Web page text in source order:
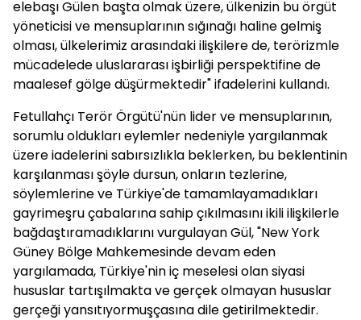
elebaşı Gülen başta olmak üzere, ülkenizin bu örgüt
yöneticisi ve mensuplarının sığınağı haline gelmiş
olması, ülkelerimiz arasındaki ilişkilere de, terörizmle
mücadelede uluslararası işbirliği perspektifine de
maalesef gölge düşürmektedir" ifadelerini kullandı.
Fetullahçı Terör Örgütü'nün lider ve mensuplarının,
sorumlu oldukları eylemler nedeniyle yargılanmak
üzere iadelerini sabırsızlıkla beklerken, bu beklentinin
karşılanması şöyle dursun, onların tezlerine,
söylemlerine ve Türkiye'de tamamlayamadıkları
gayrimeşru çabalarına sahip çıkılmasını ikili ilişkilerle
bağdaştıramadıklarını vurgulayan Gül, "New York
Güney Bölge Mahkemesinde devam eden
yargılamada, Türkiye'nin iç meselesi olan siyasi
hususlar tartışılmakta ve gerçek olmayan hususlar
gerçeği yansıtıyormuşçasına dile getirilmektedir.